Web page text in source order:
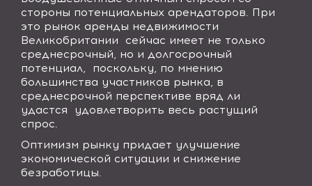
стороны потенциальных арендаторов. При
это рынок аренды недвижимости
Великобритании сейчас имеет не только
среднесрочный, но и долгосрочный
потенциал, поскольку, по мнению
большинства участников рынка, в
среднесрочной перспективе вряд ли
удастся удовлетворить весь растущий
спрос.
Оптимизм рынку придает улучшение
экономической ситуации и снижение
безработицы.